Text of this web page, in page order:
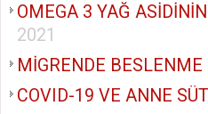
OMEGA 3 YAĞ
2021
MİGRENDE BESLENME
COVID-19 VE ANNE